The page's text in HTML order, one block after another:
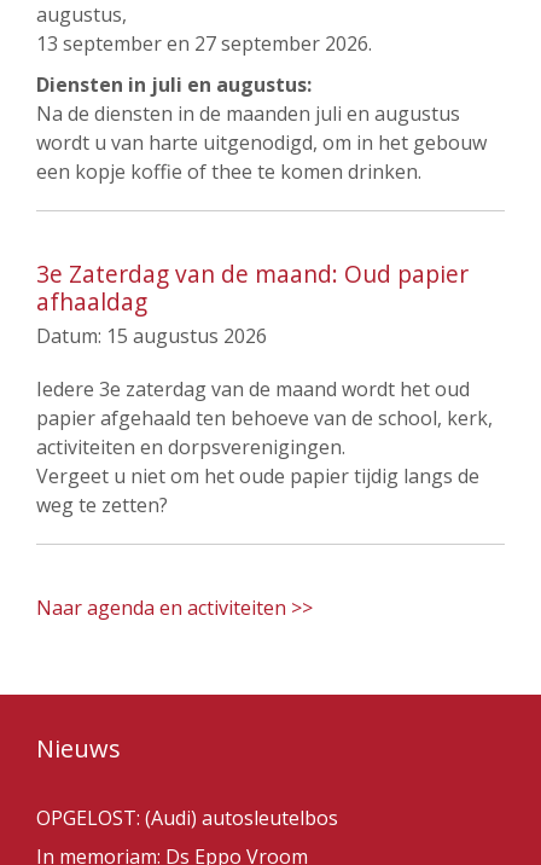
augustus,
13 september en 27 september 2026.
Diensten in juli en augustus:
Na de diensten in de maanden juli en augustus
wordt u van harte uitgenodigd, om in het gebouw
een kopje koffie of thee te komen drinken.
3e Zaterdag van de maand: Oud papier
afhaaldag
Datum: 15 augustus 2026
Iedere 3e zaterdag van de maand wordt het oud
papier afgehaald ten behoeve van de school, kerk,
activiteiten en dorpsverenigingen.
Vergeet u niet om het oude papier tijdig langs de
weg te zetten?
Naar agenda en activiteiten >>
Nieuws
OPGELOST: (Audi) autosleutelbos
In memoriam: Ds Eppo Vroom